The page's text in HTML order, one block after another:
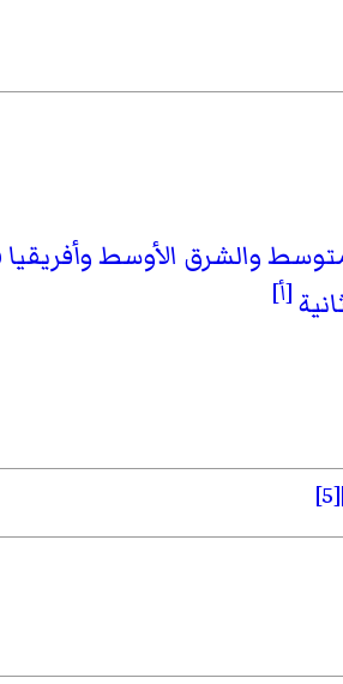
والشرق الأوسط
[أ]
[5]